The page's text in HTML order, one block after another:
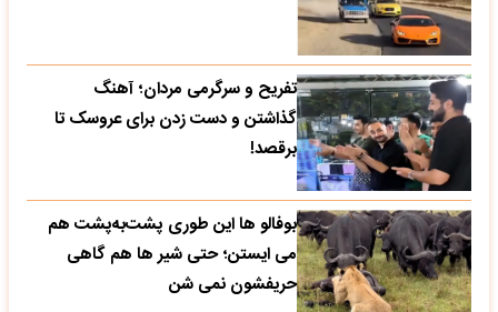
تفریح و سرگرمی مردان؛ آهنگ
گذاشتن و دست زدن برای عروسک تا
برقصد!
بوفالو ها این‌ طوری پشت‌به‌پشت هم
می‌ ایستن؛ حتی شیر ها هم گاهی
حریفشون نمی‌ شن